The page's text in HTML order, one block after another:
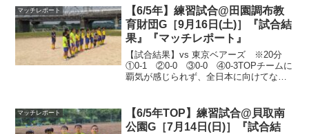
マッチレポート
【6/5年】練習試合@田園調布教
育財団G［9月16日(土)］『試合結
果』『マッチレポート』
【試合結果】vs 東京ベアーズ ※20分
①0-1 ②0-0 ③0-0 ④0-3TOPチームに
覇気が感じられず、全日本に向けてなか
いにいけない6年生たちです💦今回は戦
術...
マッチレポート
【6/5年TOP】練習試合@貝取南
公園G［7月14日(日)］『試合結